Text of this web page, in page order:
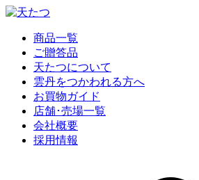
商品一覧
ご贈答品
天たつについて
雲丹をつかわれる方へ
お買物ガイド
店舗･売場一覧
会社概要
採用情報